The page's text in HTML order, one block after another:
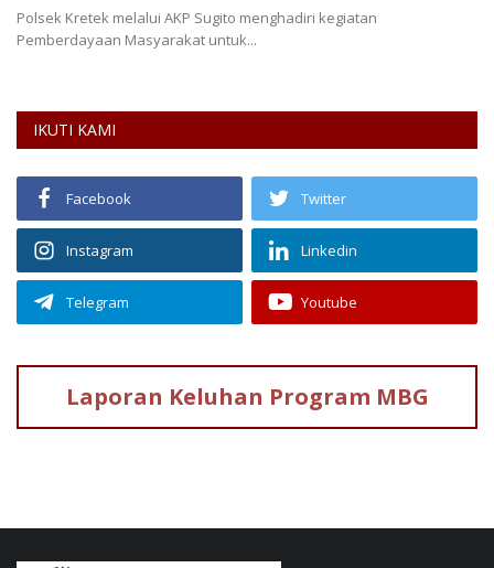
Polsek Kretek melalui AKP Sugito menghadiri kegiatan
Pemberdayaan Masyarakat untuk...
IKUTI KAMI
Facebook Twitter
Instagram Linkedin
Telegram Youtube
Laporan Keluhan Program MBG